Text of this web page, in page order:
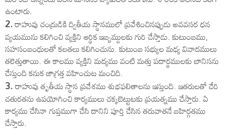
ఉంటారు.
2.రాహువు చంద్రుడికి ద్వితీయ స్థానములో ప్రవేశించినప్పుడు అవవసర ధన
వ్యయమును కలిగించి వ్యక్తిని ఆర్థిక ఇబ్బమ్దులకు గురి చేస్తాడు. కుటుంబము,
సహసంబంధులతో కలతలు కలిగించును. కుటుంబ సభ్యుల మధ్య వివాదములు
తలెత్తుతాయి. ఈ కాలము వ్యక్తిని మద్యము వంటి మత్తు పదార్ధములకు బానిసను
చేస్తుంది కనుక జాగ్రత్త వహించుట మంచిది.
3.రాహువు తృతీయ స్థాన ప్రవేశము శుభఫలితాలను ఇస్తుంది. ఇతరులతో చేరి
చతురతను ఉపయోగించి కార్యములు చక్కబెట్టుటకు ప్రయత్నము చేస్తారు. ఏ
కార్యము చేసినా గుప్తముగా చేసి దానిని పూర్తి చేసిన తరువాతనే బహిర్గతము
చేస్తారు.